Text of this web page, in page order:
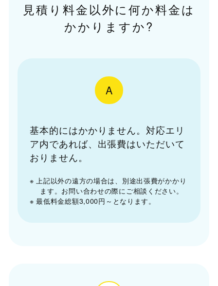
見積り料金以外に何か料金は
かかりますか?
A
基本的にはかかりません。対応エリ
ア内であれば、出張費はいただいて
おりません。
※ 上記以外の遠方の場合は、別途出張費がかかり
ます。お問い合わせの際にご相談ください。
※ 最低料金総額3,000円～となります。